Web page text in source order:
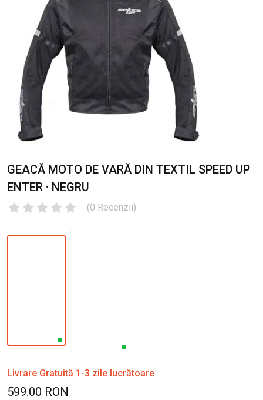
GEACĂ MOTO DE VARĂ DIN TEXTIL SPEED UP
ENTER · NEGRU
(0 Recenzii)
Livrare Gratuită 1-3 zile lucrătoare
599.00 RON